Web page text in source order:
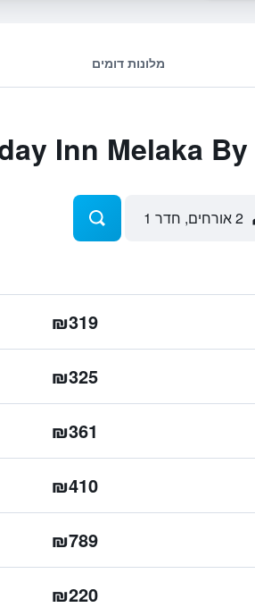
מלונות דומים
2 אורחים, חדר 1
₪319
₪325
₪361
₪410
₪789
₪220